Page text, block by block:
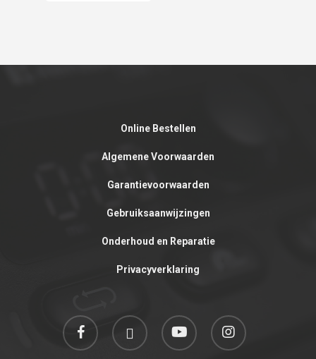
Online Bestellen
Algemene Voorwaarden
Garantievoorwaarden
Gebruiksaanwijzingen
Onderhoud en Reparatie
Privacyverklaring
facebook linkedin youtube instagram